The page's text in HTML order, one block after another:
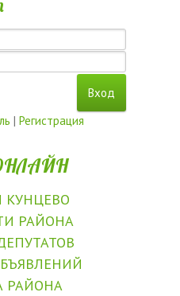
| Регистрация
КУНЦЕВО
РАЙОНА
РАЙОНА